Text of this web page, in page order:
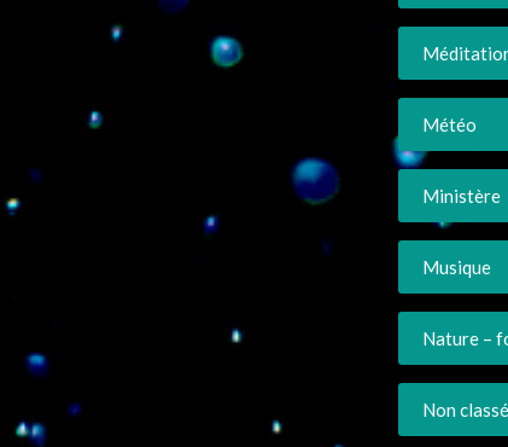
Météo
Ministère
Musique
Nature –
Non classé